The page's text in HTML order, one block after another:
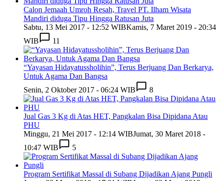
Calon Jemaah Umroh Resah, Travel PT. Ilham Wisata
Mandiri diduga Tipu Hingga Ratusan Juta
Sabtu, 13 Mei 2017 - 12:52 WIBKamis, 7 Maret 2019 - 20:34
WIB
11
“Yayasan Hidayatussholihin”, Terus Berjuang Dan Berkarya,
Untuk Agama Dan Bangsa
Senin, 2 Oktober 2017 - 06:24 WIB
8
Jual Gas 3 Kg di Atas HET, Pangkalan Bisa Dipidana Atau
PHU
Minggu, 21 Mei 2017 - 12:14 WIBJumat, 30 Maret 2018 -
10:47 WIB
5
Program Sertifikat Massal di Subang Dijadikan Ajang Pungli